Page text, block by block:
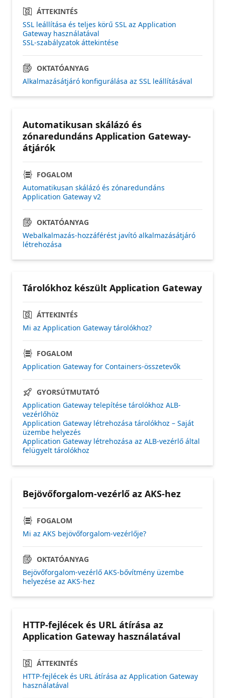
ÁTTEKINTÉS
SSL leállítása és teljes körű SSL az Application
Gateway használatával
SSL-szabályzatok áttekintése
OKTATÓANYAG
Alkalmazásátjáró konfigurálása az SSL leállításával
Automatikusan skálázó és
zónaredundáns Application Gateway-
átjárók
FOGALOM
Automatikusan skálázó és zónaredundáns
Application Gateway v2
OKTATÓANYAG
Webalkalmazás-hozzáférést javító alkalmazásátjáró
létrehozása
Tárolókhoz készült Application Gateway
ÁTTEKINTÉS
Mi az Application Gateway tárolókhoz?
FOGALOM
Application Gateway for Containers-összetevők
GYORSÚTMUTATÓ
Application Gateway telepítése tárolókhoz ALB-
vezérlőhöz
Application Gateway létrehozása tárolókhoz – Saját
üzembe helyezés
Application Gateway létrehozása az ALB-vezérlő által
felügyelt tárolókhoz
Bejövőforgalom-vezérlő az AKS-hez
FOGALOM
Mi az AKS bejövőforgalom-vezérlője?
OKTATÓANYAG
Bejövőforgalom-vezérlő AKS-bővítmény üzembe
helyezése az AKS-hez
HTTP-fejlécek és URL átírása az
Application Gateway használatával
ÁTTEKINTÉS
HTTP-fejlécek és URL átírása az Application Gateway
használatával